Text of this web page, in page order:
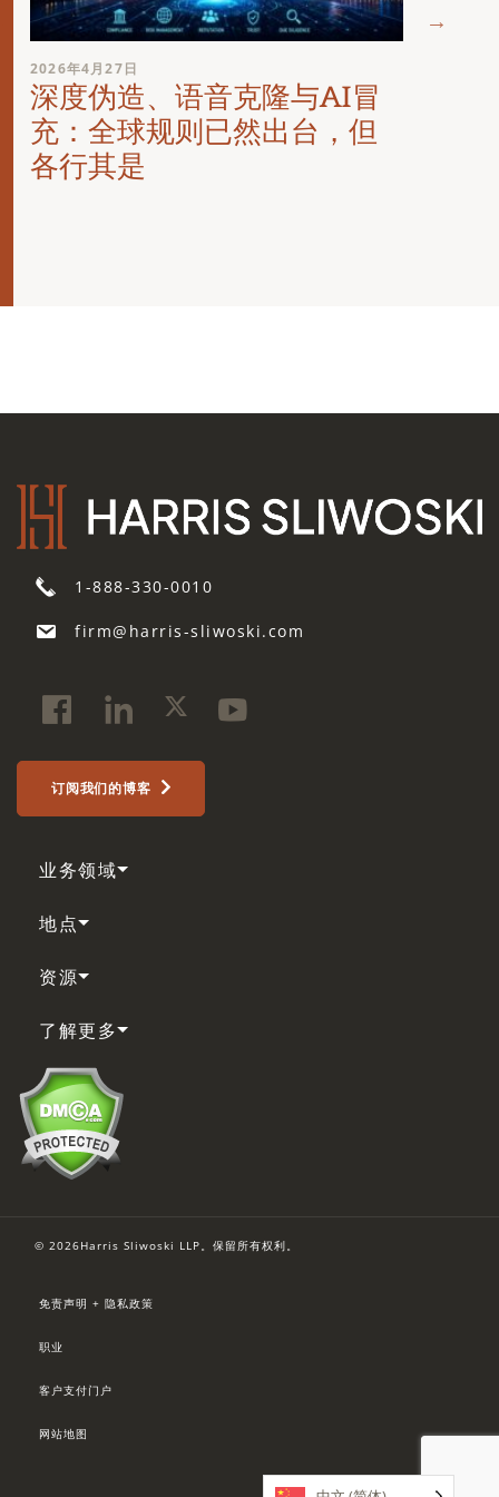
2026年4月27日
深度伪造、语音克隆与AI冒
充：全球规则已然出台，但
各行其是
1-888-330-0010
firm@harris-sliwoski.com
订阅我们的博客
业务领域
地点
资源
了解更多
© 2026Harris Sliwoski LLP。保留所有权利。
免责声明 + 隐私政策
职业
客户支付门户
网站地图